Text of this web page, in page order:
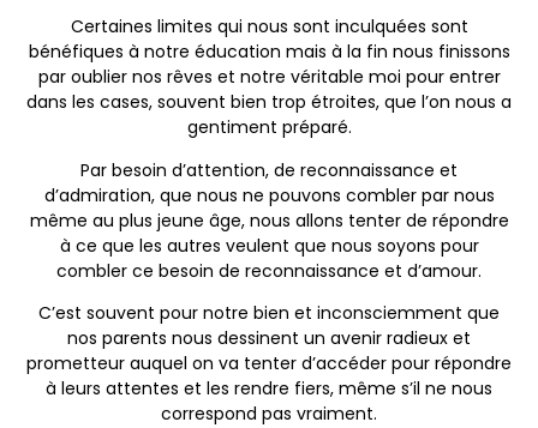
Certaines limites qui nous sont inculquées sont
bénéfiques à notre éducation mais à la fin nous finissons
par oublier nos rêves et notre véritable moi pour entrer
dans les cases, souvent bien trop étroites, que l’on nous a
gentiment préparé.
Par besoin d’attention, de reconnaissance et
d’admiration, que nous ne pouvons combler par nous
même au plus jeune âge, nous allons tenter de répondre
à ce que les autres veulent que nous soyons pour
combler ce besoin de reconnaissance et d’amour.
C’est souvent pour notre bien et inconsciemment que
nos parents nous dessinent un avenir radieux et
prometteur auquel on va tenter d’accéder pour répondre
à leurs attentes et les rendre fiers, même s’il ne nous
correspond pas vraiment.